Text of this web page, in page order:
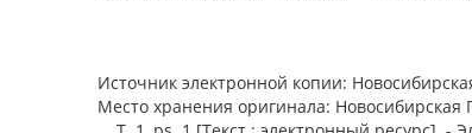
Источник электронной копии:
Место хранения оригинала: Новосибирская